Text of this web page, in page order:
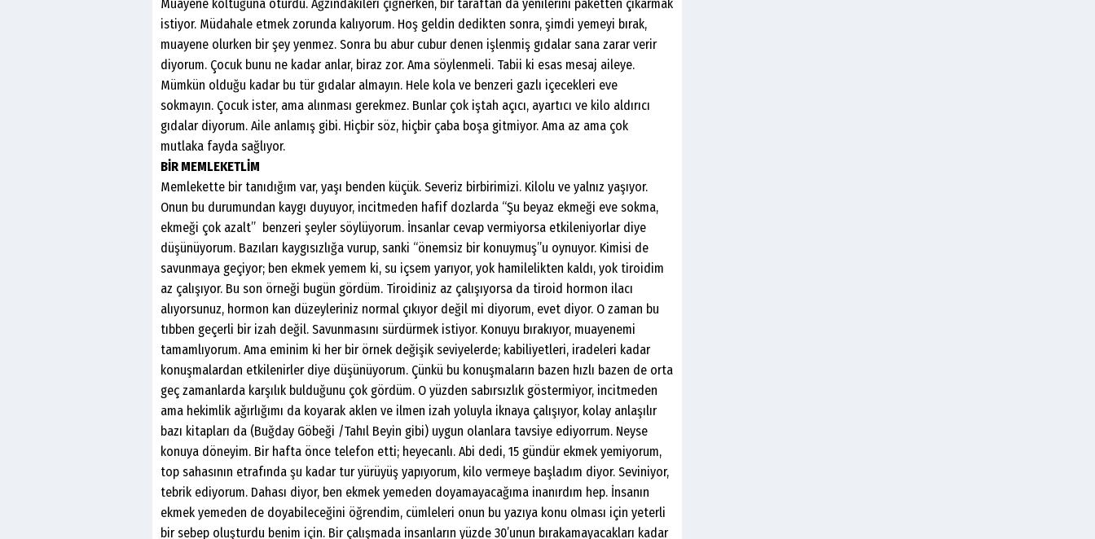
Muayene koltuğuna oturdu. Ağzındakileri çiğnerken, bir taraftan da yenilerini paketten çıkarmak
istiyor. Müdahale etmek zorunda kalıyorum. Hoş geldin dedikten sonra, şimdi yemeyi bırak,
muayene olurken bir şey yenmez. Sonra bu abur cubur denen işlenmiş gıdalar sana zarar verir
diyorum. Çocuk bunu ne kadar anlar, biraz zor. Ama söylenmeli. Tabii ki esas mesaj aileye.
Mümkün olduğu kadar bu tür gıdalar almayın. Hele kola ve benzeri gazlı içecekleri eve
sokmayın. Çocuk ister, ama alınması gerekmez. Bunlar çok iştah açıcı, ayartıcı ve kilo aldırıcı
gıdalar diyorum. Aile anlamış gibi. Hiçbir söz, hiçbir çaba boşa gitmiyor. Ama az ama çok
mutlaka fayda sağlıyor.
BİR MEMLEKETLİM
Memlekette bir tanıdığım var, yaşı benden küçük. Severiz birbirimizi. Kilolu ve yalnız yaşıyor.
Onun bu durumundan kaygı duyuyor, incitmeden hafif dozlarda “Şu beyaz ekmeği eve sokma,
ekmeği çok azalt” benzeri şeyler söylüyorum. İnsanlar cevap vermiyorsa etkileniyorlar diye
düşünüyorum. Bazıları kaygısızlığa vurup, sanki “önemsiz bir konuymuş”u oynuyor. Kimisi de
savunmaya geçiyor; ben ekmek yemem ki, su içsem yarıyor, yok hamilelikten kaldı, yok tiroidim
az çalışıyor. Bu son örneği bugün gördüm. Tiroidiniz az çalışıyorsa da tiroid hormon ilacı
alıyorsunuz, hormon kan düzeyleriniz normal çıkıyor değil mi diyorum, evet diyor. O zaman bu
tıbben geçerli bir izah değil. Savunmasını sürdürmek istiyor. Konuyu bırakıyor, muayenemi
tamamlıyorum. Ama eminim ki her bir örnek değişik seviyelerde; kabiliyetleri, iradeleri kadar
konuşmalardan etkilenirler diye düşünüyorum. Çünkü bu konuşmaların bazen hızlı bazen de orta
geç zamanlarda karşılık bulduğunu çok gördüm. O yüzden sabırsızlık göstermiyor, incitmeden
ama hekimlik ağırlığımı da koyarak aklen ve ilmen izah yoluyla iknaya çalışıyor, kolay anlaşılır
bazı kitapları da (Buğday Göbeği /Tahıl Beyin gibi) uygun olanlara tavsiye ediyorrum. Neyse
konuya döneyim. Bir hafta önce telefon etti; heyecanlı. Abi dedi, 15 gündür ekmek yemiyorum,
top sahasının etrafında şu kadar tur yürüyüş yapıyorum, kilo vermeye başladım diyor. Seviniyor,
tebrik ediyorum. Dahası diyor, ben ekmek yemeden doyamayacağıma inanırdım hep. İnsanın
ekmek yemeden de doyabileceğini öğrendim, cümleleri onun bu yazıya konu olması için yeterli
bir sebep oluşturdu benim için. Bir çalışmada insanların yüzde 30’unun bırakamayacakları kadar